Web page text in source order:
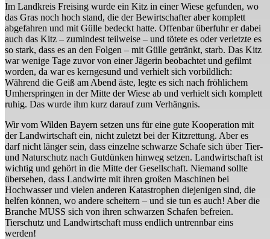
Im Landkreis Freising wurde ein Kitz in einer Wiese gefunden, wo
das Gras noch hoch stand, die der Bewirtschafter aber komplett
abgefahren und mit Gülle bedeckt hatte. Offenbar überfuhr er dabei
auch das Kitz – zumindest teilweise – und tötete es oder verletzte es
so stark, dass es an den Folgen – mit Gülle getränkt, starb. Das Kitz
war wenige Tage zuvor von einer Jägerin beobachtet und gefilmt
worden, da war es kerngesund und verhielt sich vorbildlich:
Während die Geiß am Abend äste, legte es sich nach fröhlichem
Umherspringen in der Mitte der Wiese ab und verhielt sich komplett
ruhig. Das wurde ihm kurz darauf zum Verhängnis.
Wir vom Wilden Bayern setzen uns für eine gute Kooperation mit
der Landwirtschaft ein, nicht zuletzt bei der Kitzrettung. Aber es
darf nicht länger sein, dass einzelne schwarze Schafe sich über Tier-
und Naturschutz nach Gutdünken hinweg setzen. Landwirtschaft ist
wichtig und gehört in die Mitte der Gesellschaft. Niemand sollte
übersehen, dass Landwirte mit ihren großen Maschinen bei
Hochwasser und vielen anderen Katastrophen diejenigen sind, die
helfen können, wo andere scheitern – und sie tun es auch! Aber die
Branche MUSS sich von ihren schwarzen Schafen befreien.
Tierschutz und Landwirtschaft muss endlich untrennbar eins
werden!